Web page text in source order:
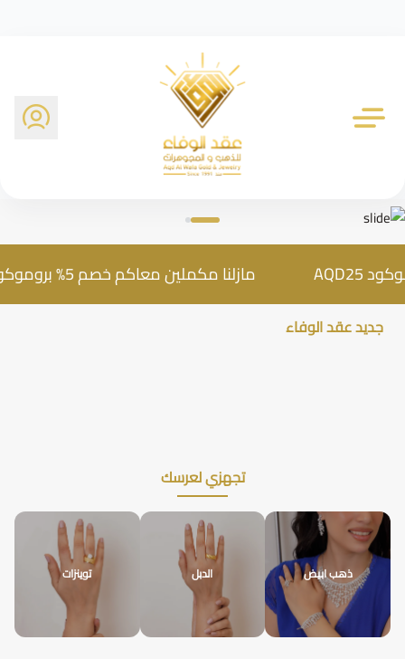
شركة عقد الوفاء للذهب
مازلنا مكملين معاكم خصم 5% بروموكود AQD25
جديد عقد الوفاء
تجهزي لعرسك
ذهب ابيض الدبل توينزات